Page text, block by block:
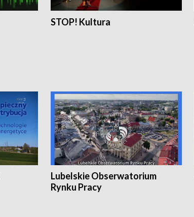
STOP! Kultura
Lubelskie Obserwatorium
Rynku Pracy